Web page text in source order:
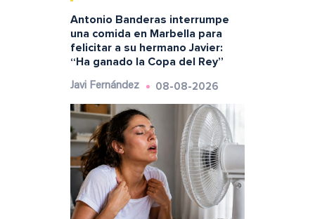
Antonio Banderas interrumpe
una comida en Marbella para
felicitar a su hermano Javier:
“Ha ganado la Copa del Rey”
Javi Fernández 08-08-2026